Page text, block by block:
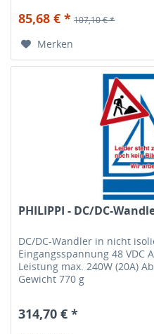
85,68 € * 107,10 € *
Merken
PHILIPPI - DC/DC-
DC/DC-Wandler in nicht
Eingangsspannung 48 VDC
Leistung max. 240W (20A)
Gewicht 770 g
314,70 € *